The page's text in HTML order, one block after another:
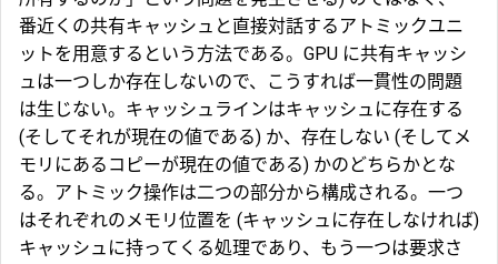
番近くの共有キャッシュと直接対話する アトミックユニ
ットを用意するという方法である。GPU に共有キャッシ
ュは一つしか存在しないので、こうすれば一貫性の問題
は生じない。キャッシュラインはキャッシュに存在する
(そしてそれが現在の値である) か、存在しない (そしてメ
モリにあるコピーが現在の値である) かのどちらかとな
る。アトミック操作は二つの部分から構成される。一つ
はそれぞれのメモリ位置を (キャッシュに存在しなければ)
キャッシュに持ってくる処理であり、もう一つは要求さ